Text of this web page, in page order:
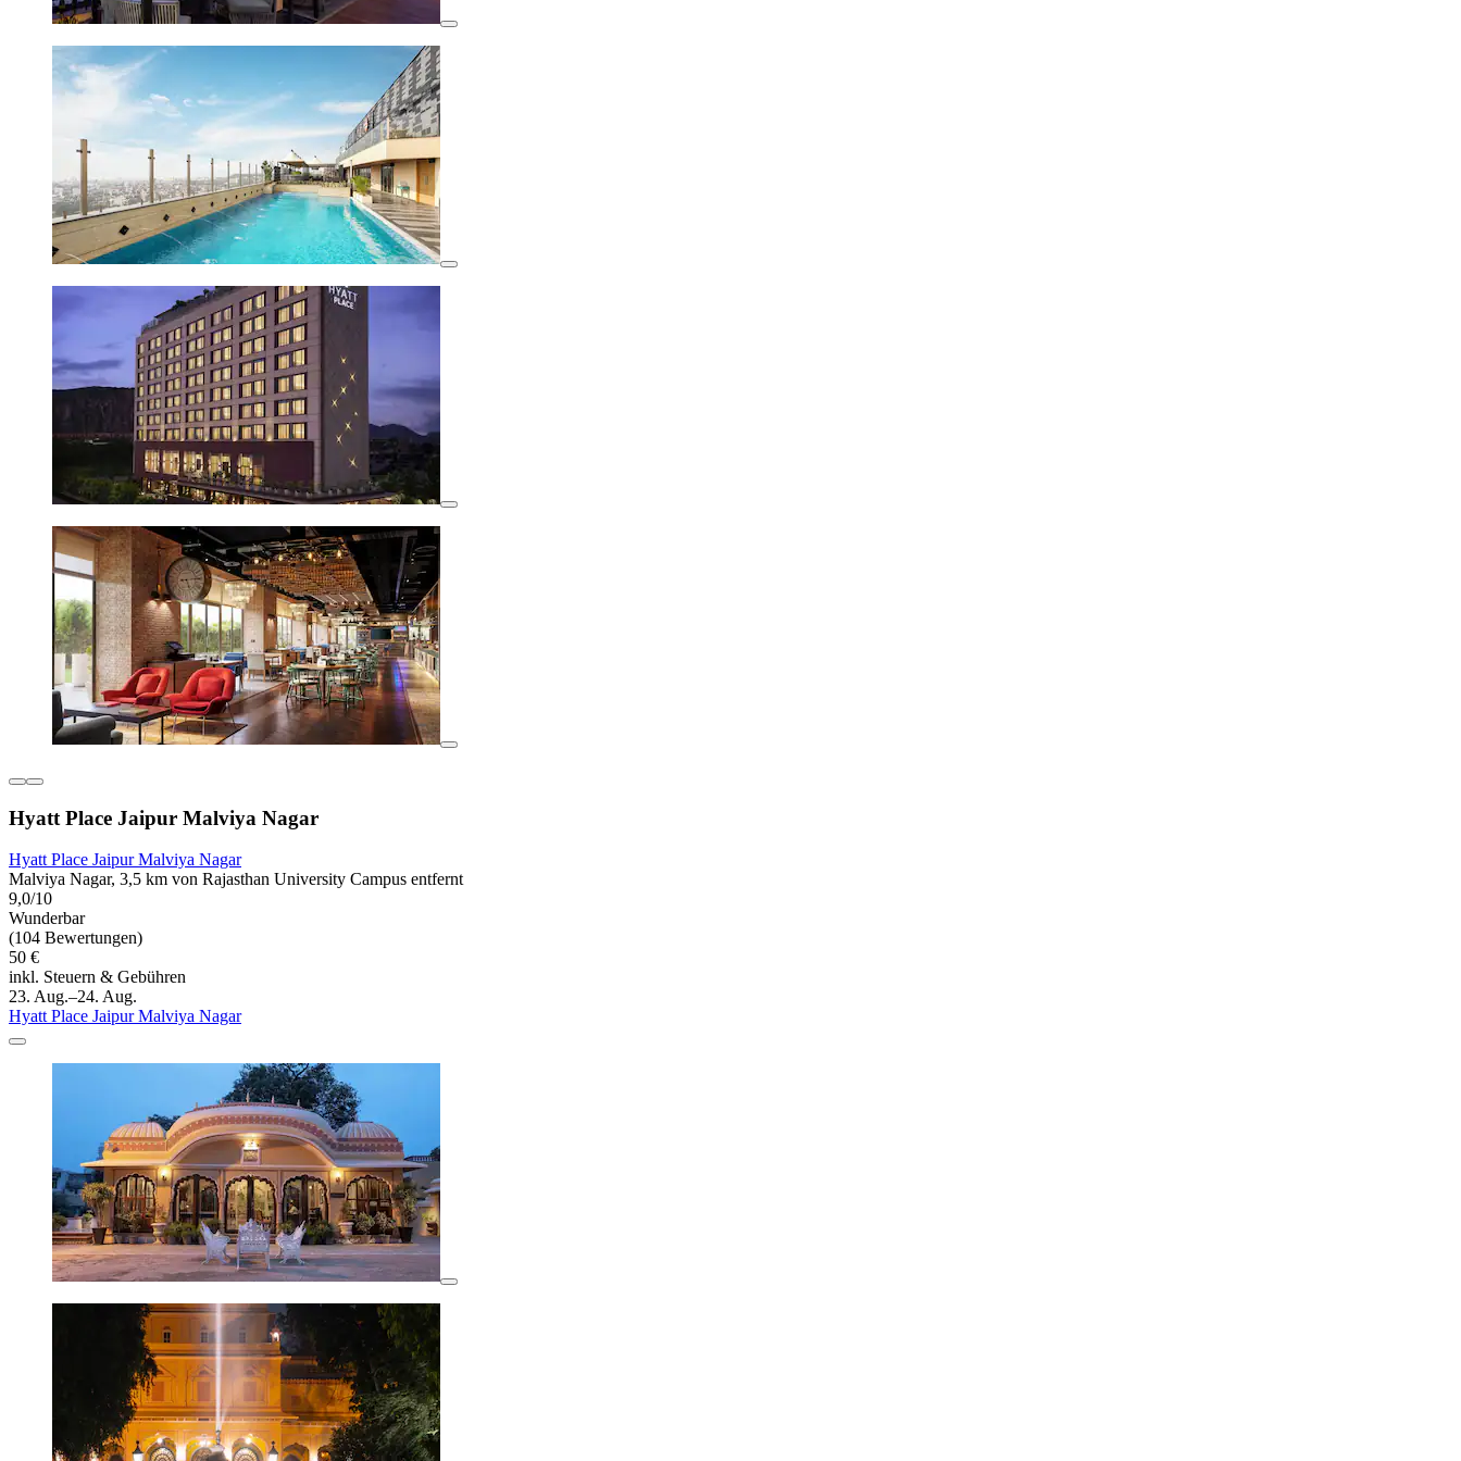
Hyatt Place Jaipur Malviya Nagar
Hyatt Place Jaipur Malviya Nagar
Malviya Nagar, 3,5 km von Rajasthan University Campus entfernt
9,0/10
Wunderbar
(104 Bewertungen)
50 €
inkl. Steuern & Gebühren
23. Aug.–24. Aug.
Hyatt Place Jaipur Malviya Nagar